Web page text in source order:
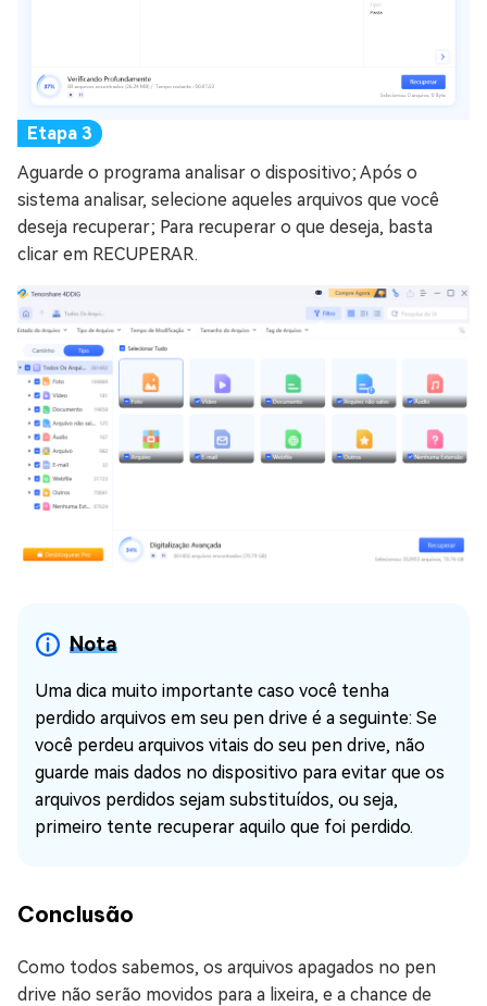
Aguarde o programa analisar o dispositivo; Após o
sistema analisar, selecione aqueles arquivos que você
deseja recuperar; Para recuperar o que deseja, basta
clicar em RECUPERAR.
Nota
Uma dica muito importante caso você tenha
perdido arquivos em seu pen drive é a seguinte: Se
você perdeu arquivos vitais do seu pen drive, não
guarde mais dados no dispositivo para evitar que os
arquivos perdidos sejam substituídos, ou seja,
primeiro tente recuperar aquilo que foi perdido.
Conclusão
Como todos sabemos, os arquivos apagados no pen
drive não serão movidos para a lixeira, e a chance de